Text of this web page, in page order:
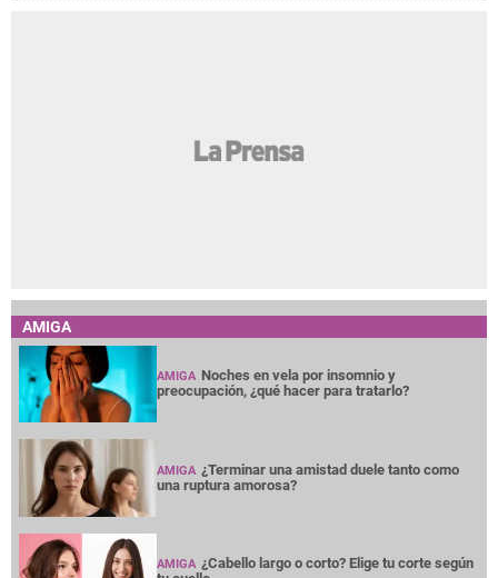
AMIGA
AMIGA Noches en vela por insomnio y
preocupación, ¿qué hacer para tratarlo?
AMIGA ¿Terminar una amistad duele tanto como
una ruptura amorosa?
AMIGA ¿Cabello largo o corto? Elige tu corte según